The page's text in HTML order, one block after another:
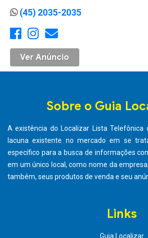
(45) 2035-2035
Ver Anúncio
Sobre o Guia
A existência do Localizar Lista Telefônica
lacuna existente no mercado em se
específico para a busca de informações
em um único local, como nome da
também, seus produtos de venda e seu
Links
Guia Localizar